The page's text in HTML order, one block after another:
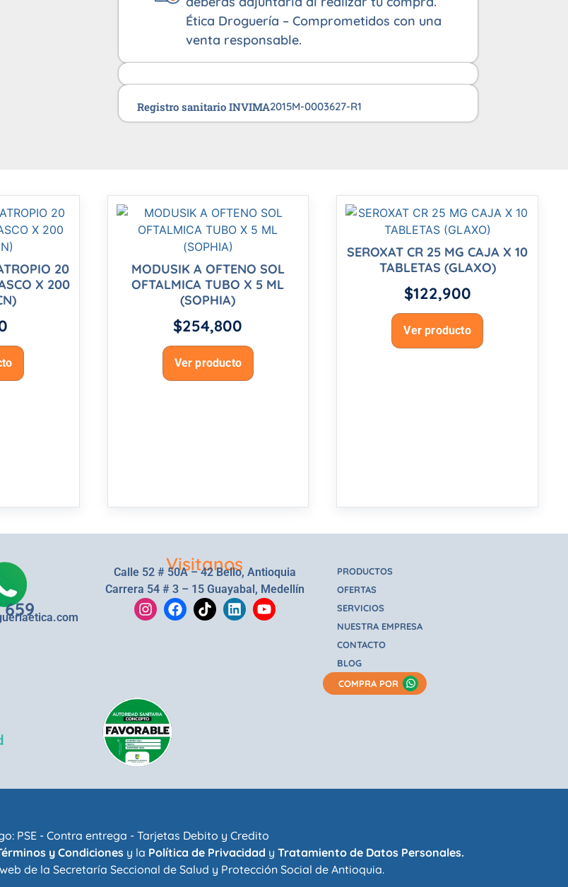
Ética Droguería – Comprometidos con una
venta responsable.
Registro sanitario INVIMA2015M-0003627-R1
20
X 200
MODUSIK A OFTENO SOL
OFTALMICA TUBO X 5 ML
(SOPHIA)
$254,800
Ver producto
SEROXAT CR 25 MG CAJA X 10
TABLETAS (GLAXO)
$122,900
Ver producto
659
Visitanos
Calle 52 # 50A – 42 Bello, Antioquia
Carrera 54 # 3 – 15 Guayabal, Medellín
PRODUCTOS
OFERTAS
SERVICIOS
NUESTRA EMPRESA
CONTACTO
BLOG
COMPRA POR
PSE - Contra entrega - Tarjetas Debito y Credito
y Condiciones y la Política de Privacidad y Tratamiento de Datos Personales.
de la Secretaría Seccional de Salud y Protección Social de Antioquia.